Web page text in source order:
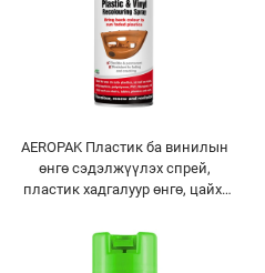
AEROPAK Пластик ба винилын
өнгө сэдэлжүүлэх спрей,
пластик хадгалуур өнгө, цайх,